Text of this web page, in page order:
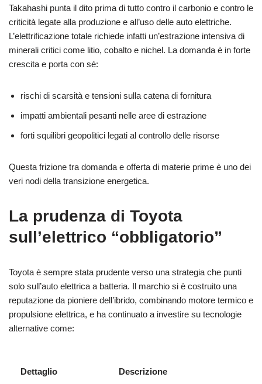
Takahashi punta il dito prima di tutto contro il carbonio e contro le
criticità legate alla produzione e all’uso delle auto elettriche.
L’elettrificazione totale richiede infatti un’estrazione intensiva di
minerali critici come litio, cobalto e nichel. La domanda è in forte
crescita e porta con sé:
rischi di scarsità e tensioni sulla catena di fornitura
impatti ambientali pesanti nelle aree di estrazione
forti squilibri geopolitici legati al controllo delle risorse
Questa frizione tra domanda e offerta di materie prime è uno dei
veri nodi della transizione energetica.
La prudenza di Toyota
sull’elettrico “obbligatorio”
Toyota è sempre stata prudente verso una strategia che punti
solo sull’auto elettrica a batteria. Il marchio si è costruito una
reputazione da pioniere dell’ibrido, combinando motore termico e
propulsione elettrica, e ha continuato a investire su tecnologie
alternative come:
Dettaglio Descrizione